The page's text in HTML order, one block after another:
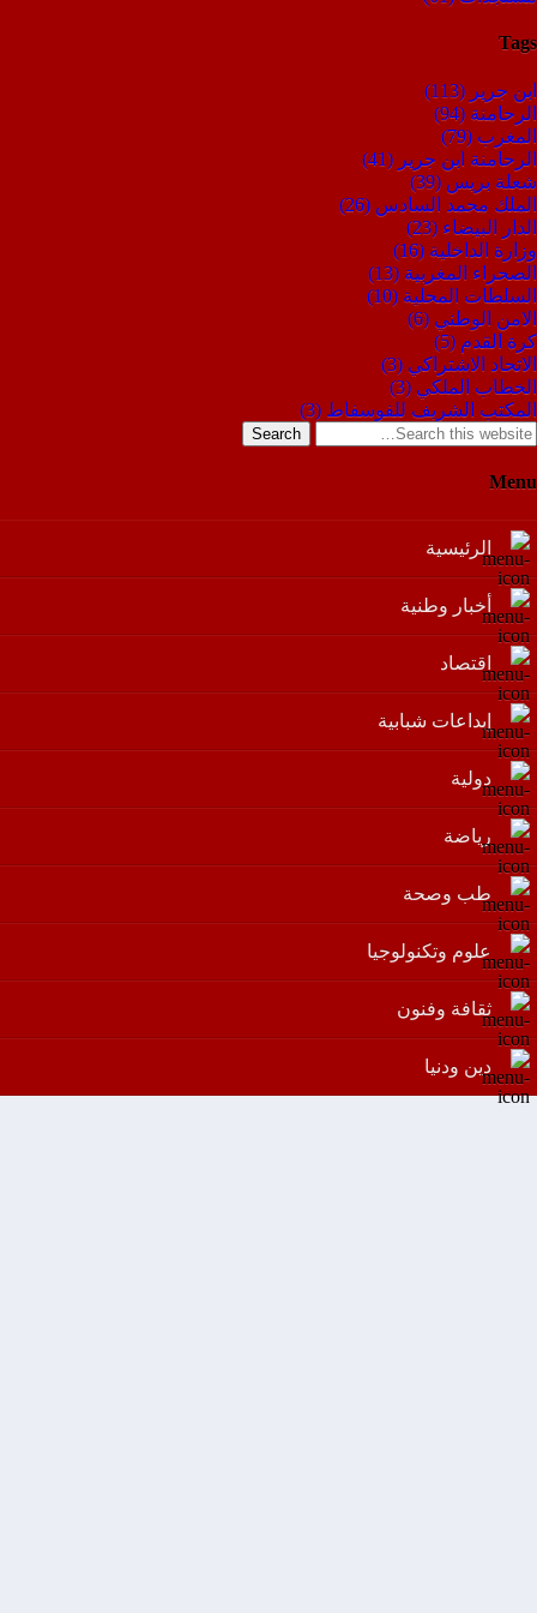
Tags
ابن جرير (113)
الرحامنة (94)
المغرب (79)
الرحامنة ابن جرير (41)
شعلة بريس (39)
الملك محمد السادس (26)
الدار البيضاء (23)
وزارة الداخلية (16)
الصحراء المغربية (13)
السلطات المحلية (10)
الامن الوطني (6)
كرة القدم (5)
الاتحاد الاشتراكي (3)
الخطاب الملكي (3)
المكتب الشريف للفوسفاط (3)
Search
Menu
الرئيسية
أخبار وطنية
اقتصاد
إبداعات شبابية
دولية
رياضة
طب وصحة
علوم وتكنولوجيا
ثقافة وفنون
دين ودنيا